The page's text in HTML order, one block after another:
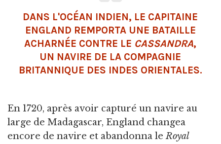
DANS L'OCÉAN INDIEN, LE CAPITAINE
ENGLAND REMPORTA UNE BATAILLE
ACHARNÉE CONTRE LE CASSANDRA,
UN NAVIRE DE LA COMPAGNIE
BRITANNIQUE DES INDES ORIENTALES.
En 1720, après avoir capturé un navire au
large de Madagascar, England changea
encore de navire et abandonna leRoyal